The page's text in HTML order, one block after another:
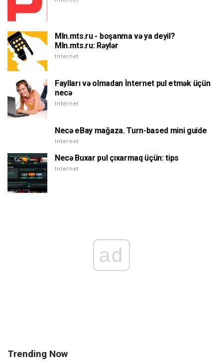
Mln.mts.ru - boşanma və ya deyil?
Mln.mts.ru: Rəylər
Internet
Faylları və olmadan İnternet pul etmək üçün
necə
Internet
Necə eBay mağaza. Turn-based mini guide
Internet
Necə Buxar pul çıxarmaq üçün: tips
Internet
ad
Trending Now